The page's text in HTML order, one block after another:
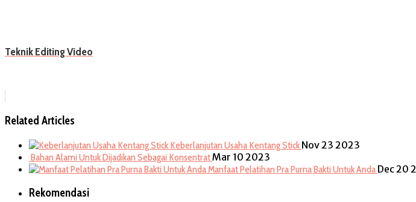
Teknik Editing Video
Related Articles
Keberlanjutan Usaha Kentang Stick Nov 23 2023
Bahan Alami Untuk Dijadikan Sebagai KonsentratMar 10 2023
Manfaat Pelatihan Pra Purna Bakti Untuk Anda Dec 20
Rekomendasi